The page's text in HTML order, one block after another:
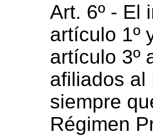
Art. 6º - El
artículo 1º
artículo 3º
afiliados al
siempre
Régimen